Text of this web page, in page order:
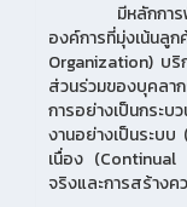
มีหลักการพื้นฐ
องค์การที่มุ่งเน้นลู
Organization) บริ
ส่วนร่วมของบุคลา
การอย่างเป็นกระ
งานอย่างเป็นระบ
เนื่อง (Continual
จริงและการสร้าง